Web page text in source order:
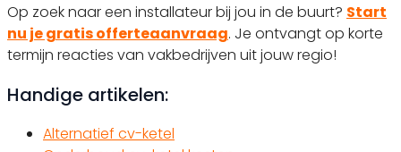
Op zoek naar een installateur bij jou in de buurt? Start
nu je gratis offerteaanvraag. Je ontvangt op korte
termijn reacties van vakbedrijven uit jouw regio!
Handige artikelen:
Alternatief cv-ketel